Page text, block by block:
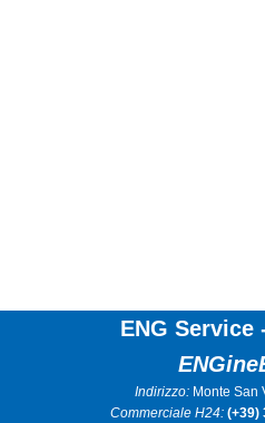
ENG Service
Indirizzo:Monte San
Commerciale H24: (+39)